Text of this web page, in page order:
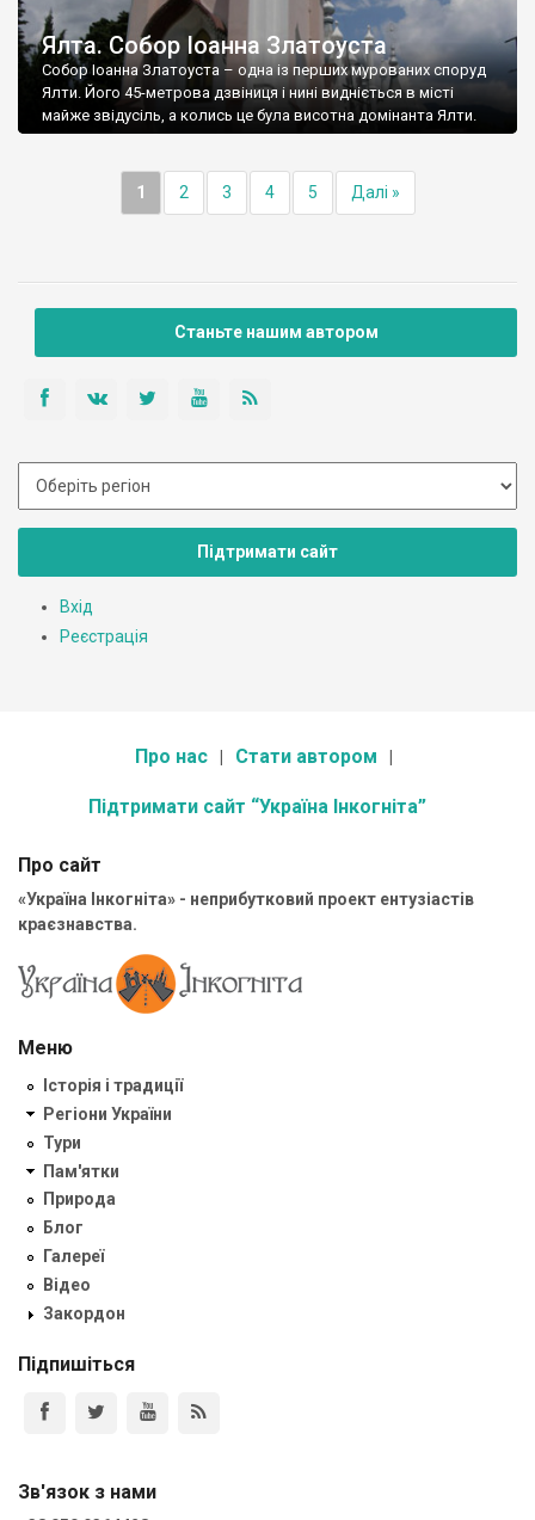
Ялта. Собор Іоанна Златоуста
Собор Іоанна Златоуста – одна із перших мурованих споруд
Ялти. Його 45-метрова дзвіниця і нині видніється в місті
майже звідусіль, а колись це була висотна домінанта Ялти.
1 2 3 4 5 Далі »
Станьте нашим автором
Підтримати сайт
Вхід
Реєстрація
Про нас Стати автором
Підтримати сайт “Україна Інкогніта”
Про сайт
«Україна Інкогніта» - неприбутковий проект ентузіастів
краєзнавства.
Меню
Історія і традиції
Регіони України
Тури
Пам'ятки
Природа
Блог
Галереї
Відео
Закордон
Підпишіться
Зв'язок з нами